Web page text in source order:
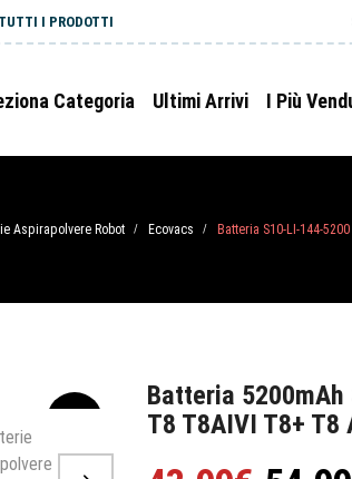
I PRODOTTI
Categoria Ultimi Arrivi I Più
Aspirapolvere Robot / Ecovacs / Batteria S10-LI-144-5200
Batteria 5200mAh
T8 T8AIVI T8+ T8